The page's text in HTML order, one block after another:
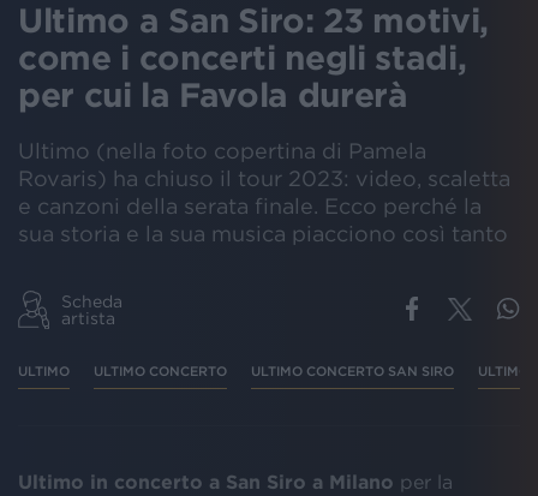
Ultimo a San Siro: 23 motivi,
come i concerti negli stadi,
per cui la Favola durerà
Ultimo (nella foto copertina di Pamela
Rovaris) ha chiuso il tour 2023: video, scaletta
e canzoni della serata finale. Ecco perché la
sua storia e la sua musica piacciono così tanto
Scheda
artista
ULTIMO ULTIMO CONCERTO ULTIMO CONCERTO SAN SIRO ULTIMO
Ultimo in concerto a San Siro a Milano per la